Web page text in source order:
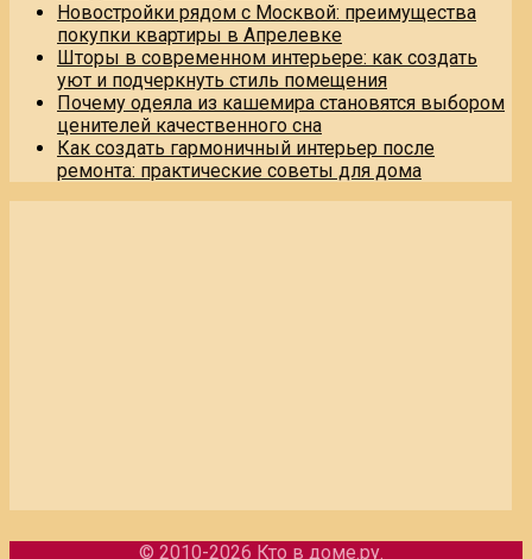
Новостройки рядом с Москвой: преимущества
покупки квартиры в Апрелевке
Шторы в современном интерьере: как создать
уют и подчеркнуть стиль помещения
Почему одеяла из кашемира становятся выбором
ценителей качественного сна
Как создать гармоничный интерьер после
ремонта: практические советы для дома
© 2010-2026 Кто в доме.ру.